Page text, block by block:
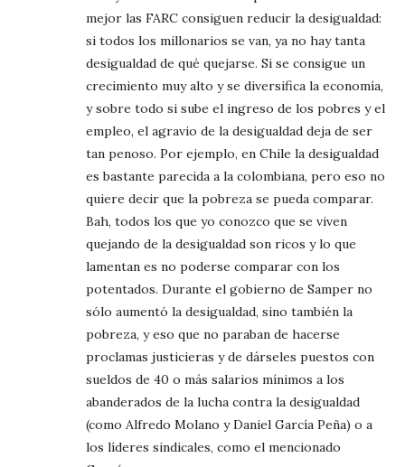
mejor las FARC consiguen reducir la desigualdad:
si todos los millonarios se van, ya no hay tanta
desigualdad de qué quejarse. Si se consigue un
crecimiento muy alto y se diversifica la economía,
y sobre todo si sube el ingreso de los pobres y el
empleo, el agravio de la desigualdad deja de ser
tan penoso. Por ejemplo, en Chile la desigualdad
es bastante parecida a la colombiana, pero eso no
quiere decir que la pobreza se pueda comparar.
Bah, todos los que yo conozco que se viven
quejando de la desigualdad son ricos y lo que
lamentan es no poderse comparar con los
potentados. Durante el gobierno de Samper no
sólo aumentó la desigualdad, sino también la
pobreza, y eso que no paraban de hacerse
proclamas justicieras y de dárseles puestos con
sueldos de 40 o más salarios mínimos a los
abanderados de la lucha contra la desigualdad
(como Alfredo Molano y Daniel García Peña) o a
los líderes sindicales, como el mencionado